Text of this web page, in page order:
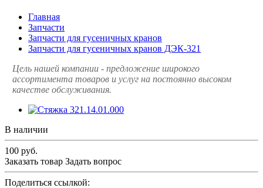
Главная
Запчасти
Запчасти для гусеничных кранов
Запчасти для гусеничных кранов ДЭК-321
Цель нашей компании - предложение широкого
ассортимента товаров и услуг на постоянно высоком
качестве обслуживания.
В наличии
100 руб.
Заказать товар Задать вопрос
Поделиться ссылкой: